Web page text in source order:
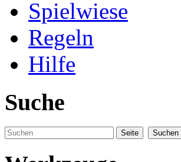
Spielwiese
Regeln
Hilfe
Suche